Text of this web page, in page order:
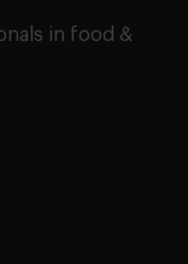
in food &